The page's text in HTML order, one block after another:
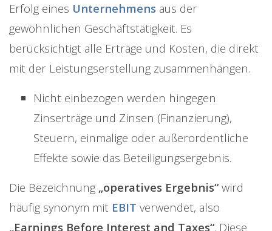
Erfolg eines Unternehmens aus der
gewöhnlichen Geschäftstätigkeit. Es
berücksichtigt alle Erträge und Kosten, die direkt
mit der Leistungserstellung zusammenhängen.
Nicht einbezogen werden hingegen
Zinserträge und Zinsen (Finanzierung),
Steuern, einmalige oder außerordentliche
Effekte sowie das Beteiligungsergebnis.
Die Bezeichnung „operatives Ergebnis“ wird
häufig synonym mit EBIT verwendet, also
„Earnings Before Interest and Taxes“. Diese